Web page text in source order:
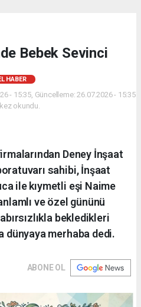
Bebek Sevinci
HABER
- 15:35, Güncelleme: 26.07.2026 - 15:35
okundu.
Deney İnşaat
sahibi, İnşaat
ile kıymetli eşi Naime
ve özel gününü
bekledikleri
dünyaya merhaba dedi.
ABONE OL